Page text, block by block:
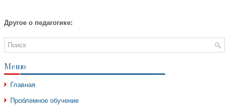
Другое о педагогике:
Меню
Главная
Проблемное обучение